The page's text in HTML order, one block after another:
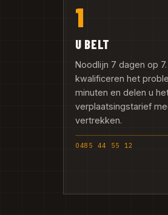
1
U BELT
Noodlijn 7 dagen op
kwalificeren het
minuten en delen u
verplaatsingstarief
vertrekken.
0485 44 55 12